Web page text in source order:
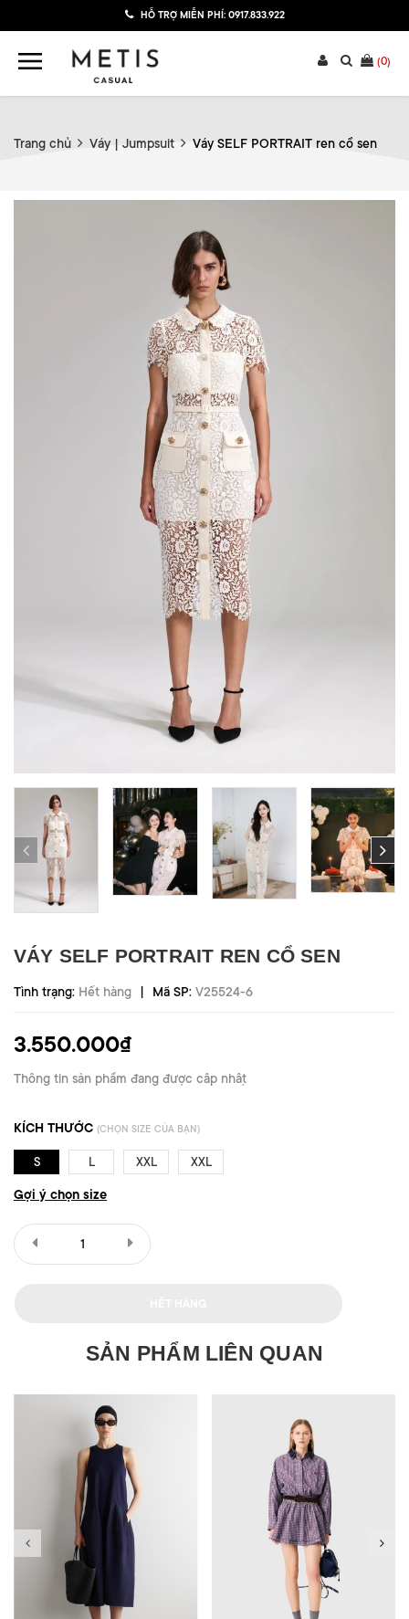
HỖ TRỢ MIỄN PHÍ: 0917.833.922
(0)
Trang chủ Váy | Jumpsuit Váy SELF PORTRAIT ren cổ sen
VÁY SELF PORTRAIT REN CỔ SEN
Tình trạng: Hết hàng | Mã SP: V25524-6
3.550.000₫
Thông tin sản phẩm đang được cập nhật
KÍCH THƯỚC (CHỌN SIZE CỦA BẠN)
S L XXL XXL
Gợi ý chọn size
SẢN PHẨM LIÊN QUAN